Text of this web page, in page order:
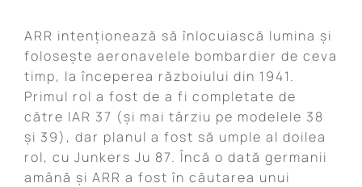
ARR intenționează să înlocuiască lumina și
folosește aeronavelele bombardier de ceva
timp, la începerea războiului din 1941.
Primul rol a fost de a fi completate de
către IAR 37 (și mai târziu pe modelele 38
și 39), dar planul a fost să umple al doilea
rol, cu Junkers Ju 87. Încă o dată germanii
amână și ARR a fost în căutarea unui